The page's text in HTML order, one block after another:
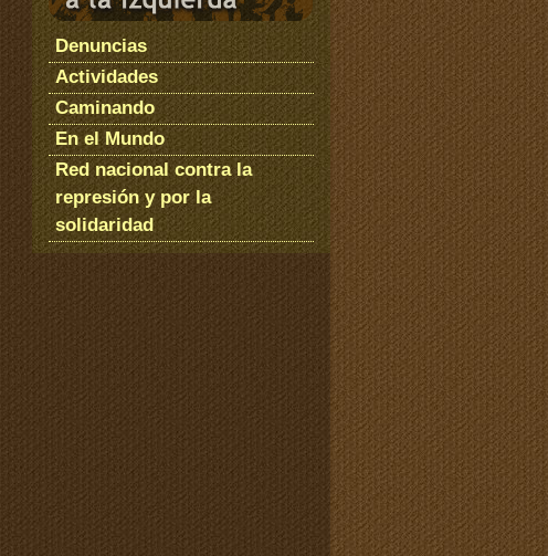
Denuncias
Actividades
Caminando
En el Mundo
Red nacional contra la
represión y por la
solidaridad